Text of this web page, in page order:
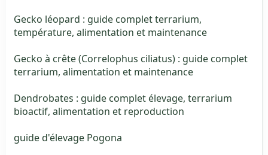
Gecko léopard : guide complet terrarium,
température, alimentation et maintenance
Gecko à crête (Correlophus ciliatus) : guide complet
terrarium, alimentation et maintenance
Dendrobates : guide complet élevage, terrarium
bioactif, alimentation et reproduction
guide d'élevage Pogona